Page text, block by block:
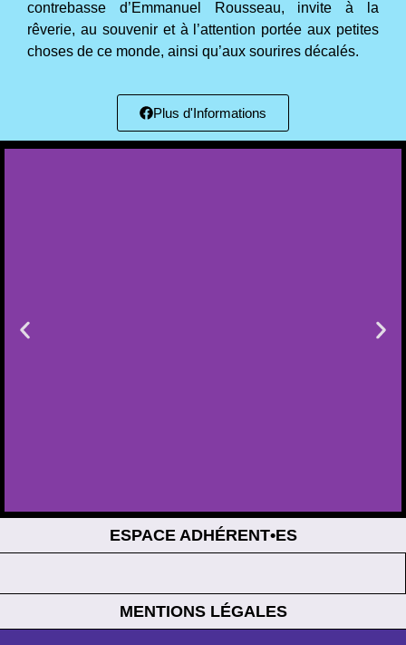
contrebasse d’Emmanuel Rousseau, invite à la
rêverie, au souvenir et à l’attention portée aux petites
choses de ce monde, ainsi qu’aux sourires décalés.
Plus d'Informations
ESPACE ADHÉRENT•ES
MENTIONS LÉGALES